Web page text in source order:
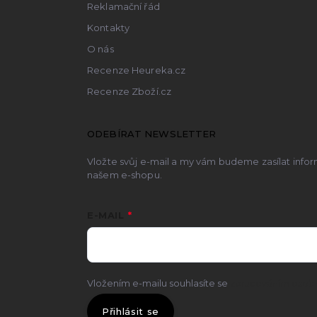
Reklamační řád
Kontakty
O nás
Recenze Heureka.cz
Recenze Zboží.cz
ODEBÍRAT NEWSLETTER
Vložte svůj e-mail a my vám budeme zasílat
našem e-shopu.
Vložením e-mailu souhlasíte se
Přihlásit se